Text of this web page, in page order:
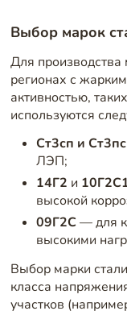
Выбор марок
Для
регионах с
активностью,
используются
Ст3сп и Ст3пс
ЛЭП;
14Г2 и
высокой
09Г2С— для
высокими
Выбор марки
класса
участков